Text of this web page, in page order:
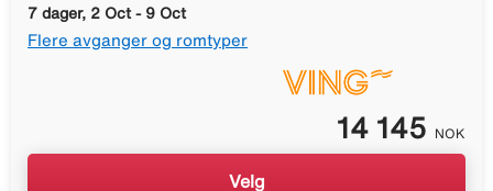
7 dager, 2 Oct - 9 Oct
Flere avganger og romtyper
14 145 NOK
Velg